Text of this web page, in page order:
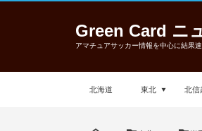
Green Card ニ
アマチュアサッカー情報を中心に結果
北海道 東北 北信